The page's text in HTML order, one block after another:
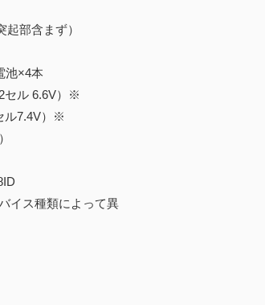
部含まず）
池×4本
セル 6.6V）※
ル7.4V）※
イス種類によって異